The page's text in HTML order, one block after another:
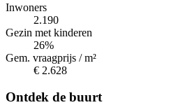
Inwoners
2.190
Gezin met kinderen
26%
Gem. vraagprijs / m²
€ 2.628
Ontdek de buurt